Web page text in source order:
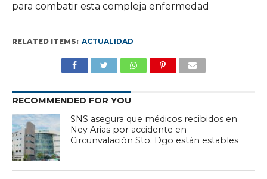
para combatir esta compleja enfermedad
RELATED ITEMS: ACTUALIDAD
RECOMMENDED FOR YOU
SNS asegura que médicos recibidos en
Ney Arias por accidente en
Circunvalación Sto. Dgo están estables